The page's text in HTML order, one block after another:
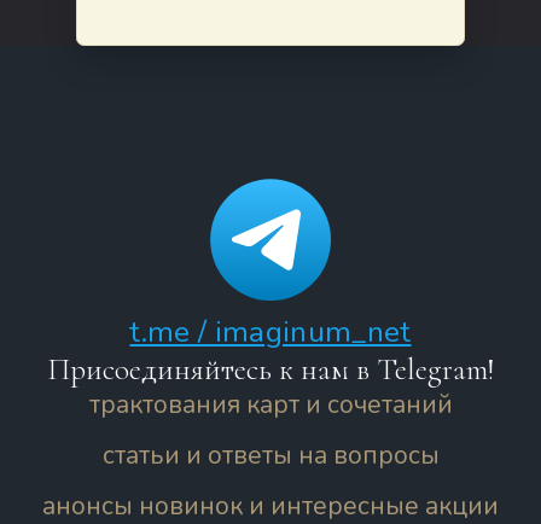
t.me / imaginum_net
Присоединяйтесь к нам в Telegram!
трактования карт и сочетаний
статьи и ответы на вопросы
анонсы новинок и интересные акции